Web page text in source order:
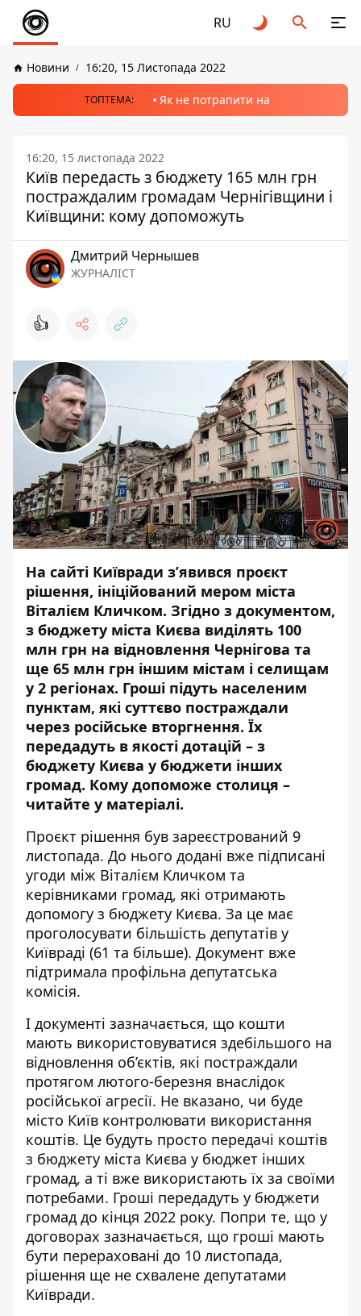
RU
Новини 16:20, 15 Листопада 2022
ТОПТЕМА: Як не потрапити на
16:20, 15 листопада 2022
Київ передасть з бюджету 165 млн грн
постраждалим громадам Чернігівщини і
Київщини: кому допоможуть
Дмитрий Чернышев
ЖУРНАЛІСТ
👍
На сайті Київради з’явився проєкт
рішення, ініційований мером міста
Віталієм Кличком. Згідно з документом,
з бюджету міста Києва виділять 100
млн грн на відновлення Чернігова та
ще 65 млн грн іншим містам і селищам
у 2 регіонах. Гроші підуть населеним
пунктам, які суттєво постраждали
через російське вторгнення. Їх
передадуть в якості дотацій – з
бюджету Києва у бюджети інших
громад. Кому допоможе столиця –
читайте у матеріалі.
Проєкт рішення був зареєстрований 9
листопада. До нього додані вже підписані
угоди між Віталієм Кличком та
керівниками громад, які отримають
допомогу з бюджету Києва. За це має
проголосувати більшість депутатів у
Київраді (61 та більше). Документ вже
підтримала профільна депутатська
комісія.
І документі зазначається, що кошти
мають використовуватися здебільшого на
відновлення об’єктів, які постраждали
протягом лютого-березня внаслідок
російської агресії. Не вказано, чи буде
місто Київ контролювати використання
коштів. Це будуть просто передачі коштів
з бюджету міста Києва у бюджет інших
громад, а ті вже використають їх за своїми
потребами. Гроші передадуть у бюджети
громад до кінця 2022 року. Попри те, що у
договорах зазначається, що гроші мають
бути перераховані до 10 листопада,
рішення ще не схвалене депутатами
Київради.